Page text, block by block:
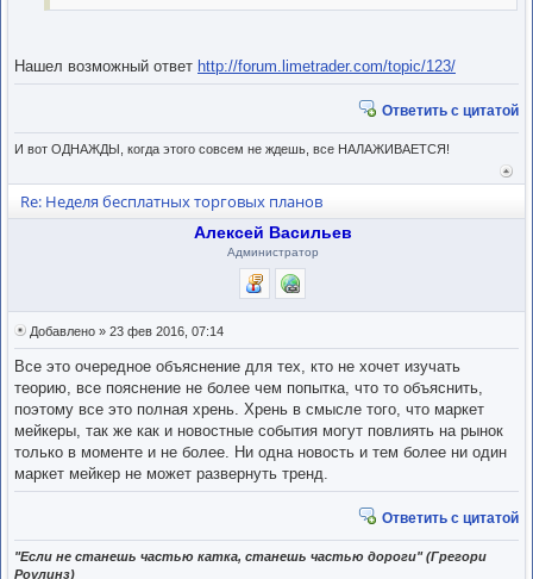
Нашел возможный ответ http://forum.limetrader.com/topic/123/
Ответить с цитатой
И вот ОДНАЖДЫ, когда этого совсем не ждешь, все НАЛАЖИВАЕТСЯ!
к
Re: Неделя бесплатных торговых планов
Алексей Васильев
Администратор
Добавлено » 23 фев 2016, 07:14
Все это очередное объяснение для тех, кто не хочет изучать
теорию, все пояснение не более чем попытка, что то объяснить,
поэтому все это полная хрень. Хрень в смысле того, что маркет
мейкеры, так же как и новостные события могут повлиять на рынок
только в моменте и не более. Ни одна новость и тем более ни один
маркет мейкер не может развернуть тренд.
Ответить с цитатой
"Если не станешь частью катка, станешь частью дороги" (Грегори
Роулинз)